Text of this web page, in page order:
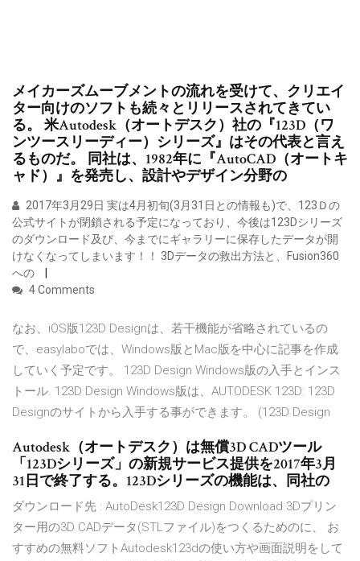
メイカーズムーブメントの流れを受けて、クリエイ
ター向けのソフトも続々とリリースされてきてい
る。 米Autodesk（オートデスク）社の『123D（ワ
ンツースリーディー）シリーズ』はその代表と言え
るものだ。 同社は、1982年に『AutoCAD（オートキ
ャド）』を発売し、設計やデザイン分野の
2017年3月29日 実は4月初旬(3月31日との情報も)で、123Ｄの
公式サイトが閉鎖される予定になっており、今後は123Dシリーズ
のダウンロード及び、今までにギャラリーに保存したデータが開
けなくなってしまいます！！ 3Dデータの救出方法と、Fusion360
への
4 Comments
なお、iOS版123D Designは、若干機能が省略されているの
で、easylaboでは、Windows版とMac版を中心に記事を作成
していく予定です。 123D Design Windows版の入手とインス
トール. 123D Design Windows版は、AUTODESK 123D: 123D
Designのサイトから入手する事ができます。 (123D Design
Autodesk（オートデスク）は無償3D CADツール
「123Dシリーズ」の新規サービス提供を2017年3月
31日で終了する。123Dシリーズの機能は、同社の
ダウンロード先 : AutoDesk123D Design Download 3Dプリン
ター用の3D CADデータ(STLファイル)をつくるためのに、 お
すすめの無料ソフトAutodesk123dの使い方や画面説明をして